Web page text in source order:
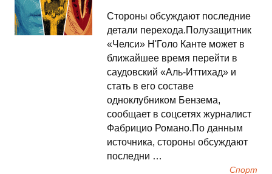
Стороны обсуждают последние
детали перехода.Полузащитник
«Челси» Н'Голо Канте может в
ближайшее время перейти в
саудовский «Аль-Иттихад» и
стать в его составе
одноклубником Бензема,
сообщает в соцсетях журналист
Фабрицио Романо.По данным
источника, стороны обсуждают
последни …
Спорт